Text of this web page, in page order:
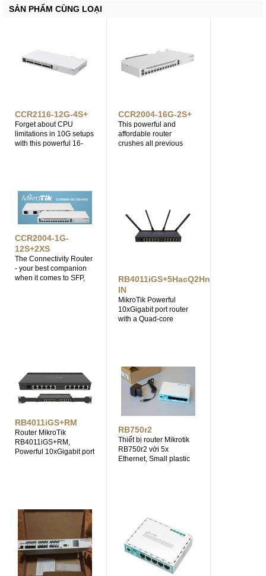
SẢN PHẨM CÙNG LOẠI
CCR2116-12G-4S+
Forget about CPU
limitations in 10G setups
with this powerful 16-
6x faster BGP
performance. Includes
an M.2 PCIe slot.
CCR2004-16G-2S+
This powerful and
affordable router
crushes all previous
performance per watt &
best overall
performance per watt
among all the CCR
CCR2004-1G-
12S+2XS
The Connectivity Router
- your best companion
when it comes to SFP,
RB4011iGS+5HacQ2HnD-
IN
MikroTik Powerful
10xGigabit port router
with a Quad-core
802.11a/b/g/n/ac
wireless and desktop
case
RB4011iGS+RM
Router MikroTik
RB4011iGS+RM,
Powerful 10xGigabit port
support.
RB750r2
Thiết bị router Mikrotik
RB750r2 với 5x
Ethernet, Small plastic
gọn với 5 cổng ethernet,
phù hợp cho văn phòng
nhỏ hoặc gia đình
(SOHO) sử dụng làm
router gateway thay thế
cho router của nhà